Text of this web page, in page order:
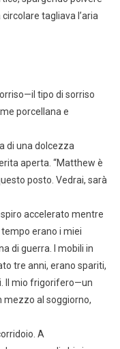
tagliava l’aria
tipo di sorriso
porcellana e
di una dolcezza
aperta. “Matthew è
posto. Vedrai, sarà
accelerato mentre
erano i miei
di guerra. I mobili in
tre anni, erano spariti,
Il mio frigorifero—un
mezzo al soggiorno,
A